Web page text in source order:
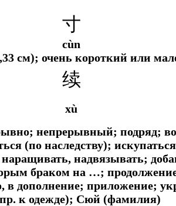
寸
cùn
см); очень короткий или
续
xù
непрерывный; подряд;
(по наследству);
надвязывать;
браком на …;
в дополнение; приложение;
к одежде); Сюй (фамилия)